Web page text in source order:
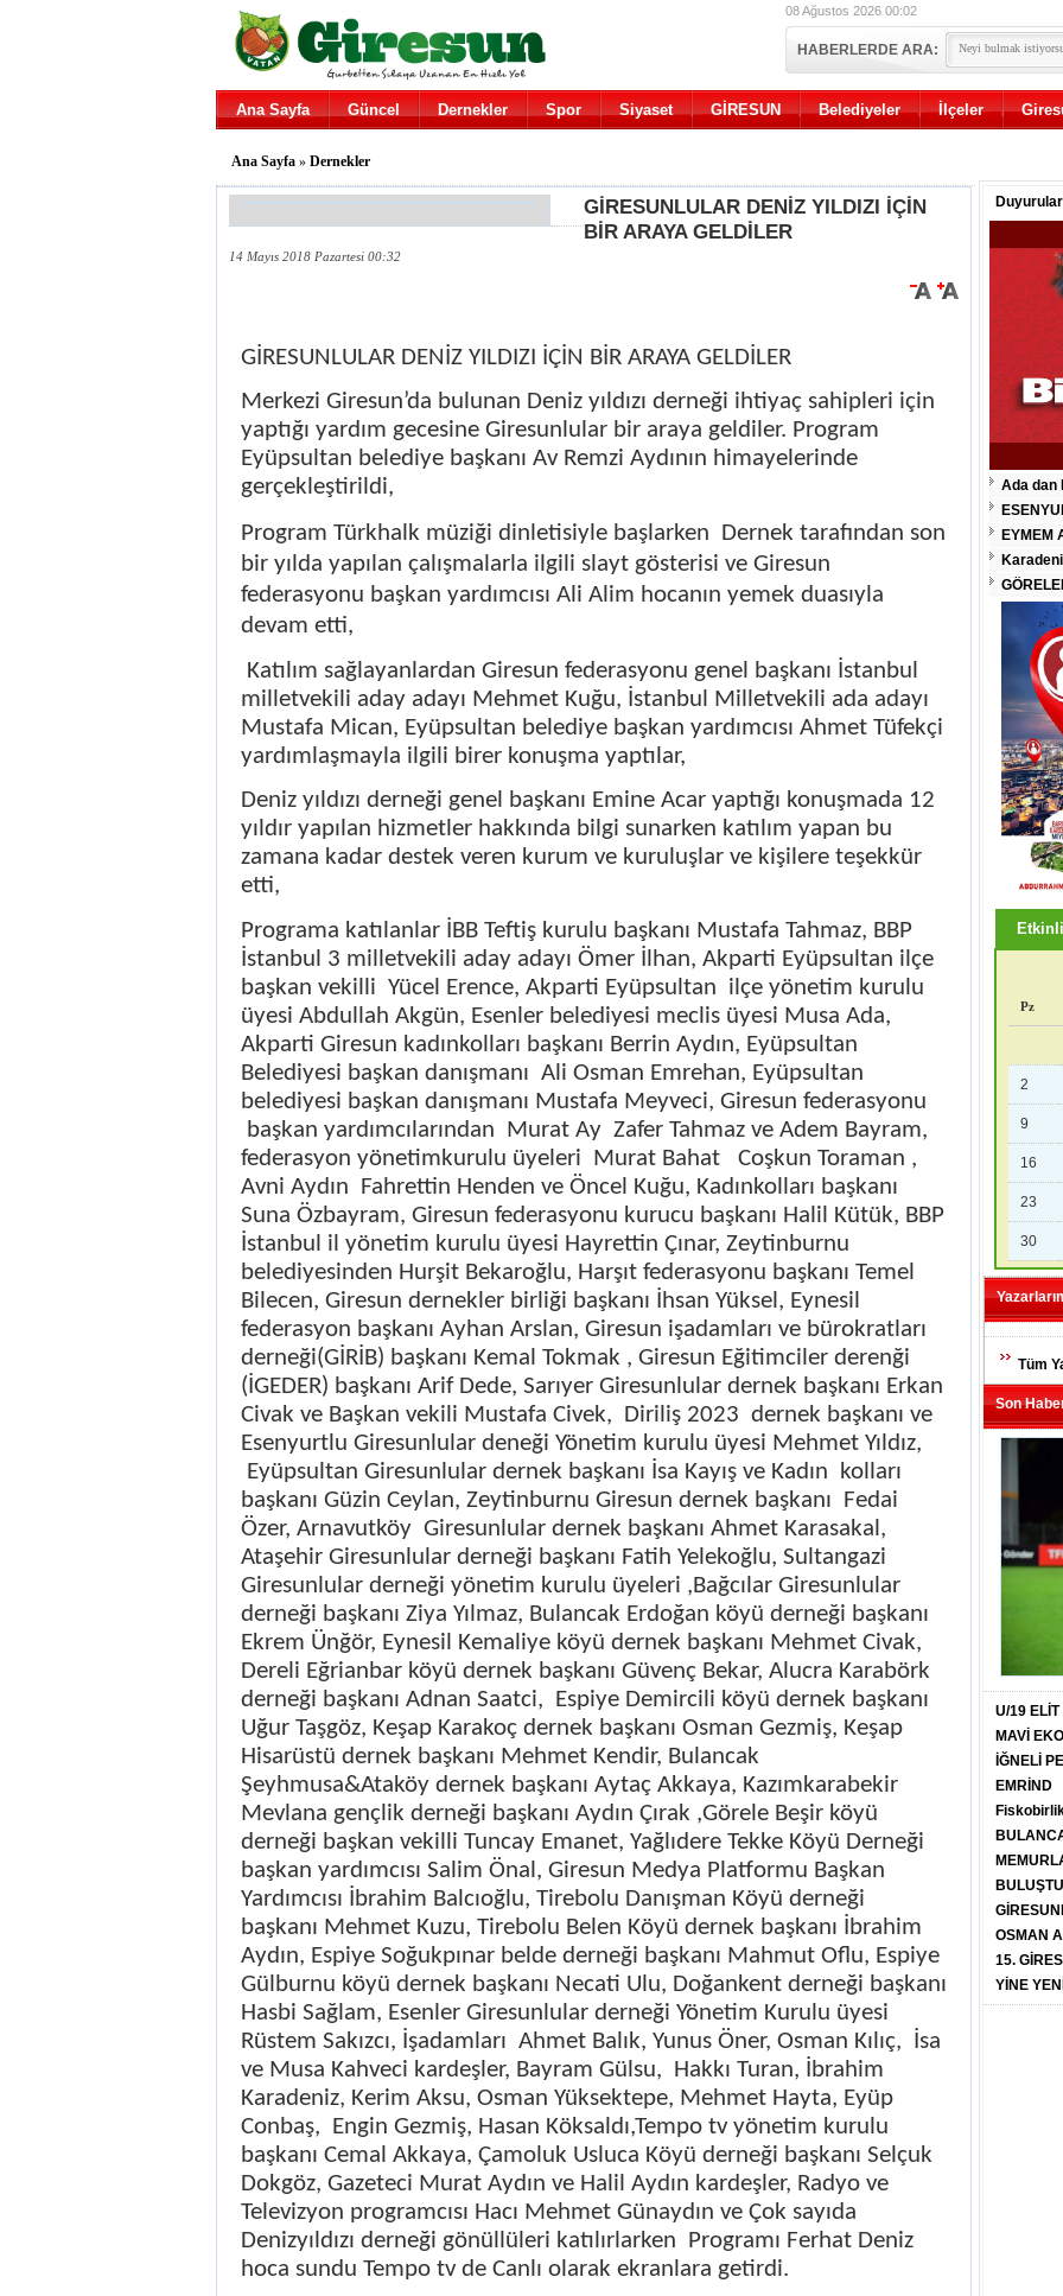
08 Ağustos 2026 00:02
HABERLERDE ARA:
Ana Sayfa Güncel Dernekler Spor Siyaset GİRESUN Belediyeler İlçeler
Ana Sayfa » Dernekler
GİRESUNLULAR DENİZ YILDIZI İÇİN
BİR ARAYA GELDİLER
14 Mayıs 2018 Pazartesi 00:32
GİRESUNLULAR DENİZ YILDIZI İÇİN BİR ARAYA GELDİLER
Merkezi Giresun’da bulunan Deniz yıldızı derneği ihtiyaç sahipleri için
yaptığı yardım gecesine Giresunlular bir araya geldiler. Program
Eyüpsultan belediye başkanı Av Remzi Aydının himayelerinde
gerçekleştirildi,
Program Türkhalk müziği dinletisiyle başlarken Dernek tarafından son
bir yılda yapılan çalışmalarla ilgili slayt gösterisi ve Giresun
federasyonu başkan yardımcısı Ali Alim hocanın yemek duasıyla
devam etti,
Katılım sağlayanlardan Giresun federasyonu genel başkanı İstanbul
milletvekili aday adayı Mehmet Kuğu, İstanbul Milletvekili ada adayı
Mustafa Mican, Eyüpsultan belediye başkan yardımcısı Ahmet Tüfekçi
yardımlaşmayla ilgili birer konuşma yaptılar,
Deniz yıldızı derneği genel başkanı Emine Acar yaptığı konuşmada 12
yıldır yapılan hizmetler hakkında bilgi sunarken katılım yapan bu
zamana kadar destek veren kurum ve kuruluşlar ve kişilere teşekkür
etti,
Programa katılanlar İBB Teftiş kurulu başkanı Mustafa Tahmaz, BBP
İstanbul 3 milletvekili aday adayı Ömer İlhan, Akparti Eyüpsultan ilçe
başkan vekilli Yücel Erence, Akparti Eyüpsultan ilçe yönetim kurulu
üyesi Abdullah Akgün, Esenler belediyesi meclis üyesi Musa Ada,
Akparti Giresun kadınkolları başkanı Berrin Aydın, Eyüpsultan
Belediyesi başkan danışmanı Ali Osman Emrehan, Eyüpsultan
belediyesi başkan danışmanı Mustafa Meyveci, Giresun federasyonu
başkan yardımcılarından Murat Ay Zafer Tahmaz ve Adem Bayram,
federasyon yönetimkurulu üyeleri Murat Bahat
Coşkun Toraman ,
Avni Aydın Fahrettin Henden ve Öncel Kuğu, Kadınkolları başkanı
Suna Özbayram, Giresun federasyonu kurucu başkanı Halil Kütük, BBP
İstanbul il yönetim kurulu üyesi Hayrettin Çınar, Zeytinburnu
belediyesinden Hurşit Bekaroğlu, Harşıt federasyonu başkanı Temel
Bilecen, Giresun dernekler birliği başkanı İhsan Yüksel, Eynesil
federasyon başkanı Ayhan Arslan, Giresun işadamları ve bürokratları
derneği(GİRİB) başkanı Kemal Tokmak , Giresun Eğitimciler derenği
(İGEDER) başkanı Arif Dede, Sarıyer Giresunlular dernek başkanı Erkan
Civak ve Başkan vekili Mustafa Civek, Diriliş 2023 dernek başkanı ve
Esenyurtlu Giresunlular deneği Yönetim kurulu üyesi Mehmet Yıldız,
Eyüpsultan Giresunlular dernek başkanı İsa Kayış ve Kadın
kolları
başkanı Güzin Ceylan, Zeytinburnu Giresun dernek başkanı Fedai
Özer, Arnavutköy Giresunlular dernek başkanı Ahmet Karasakal,
Ataşehir Giresunlular derneği başkanı Fatih Yelekoğlu, Sultangazi
Giresunlular derneği yönetim kurulu üyeleri ,Bağcılar Giresunlular
derneği başkanı Ziya Yılmaz, Bulancak Erdoğan köyü derneği başkanı
Ekrem Ünğör, Eynesil Kemaliye köyü dernek başkanı Mehmet Civak,
Dereli Eğrianbar köyü dernek başkanı Güvenç Bekar, Alucra Karabörk
derneği başkanı Adnan Saatci, Espiye Demircili köyü dernek başkanı
Uğur Taşgöz, Keşap Karakoç dernek başkanı Osman Gezmiş, Keşap
Hisarüstü dernek başkanı Mehmet Kendir, Bulancak
Şeyhmusa&Ataköy dernek başkanı Aytaç Akkaya, Kazımkarabekir
Mevlana gençlik derneği başkanı Aydın Çırak ,Görele Beşir köyü
derneği başkan vekilli Tuncay Emanet, Yağlıdere Tekke Köyü Derneği
başkan yardımcısı Salim Önal, Giresun Medya Platformu Başkan
Yardımcısı İbrahim Balcıoğlu, Tirebolu Danışman Köyü derneği
başkanı Mehmet Kuzu, Tirebolu Belen Köyü dernek başkanı İbrahim
Aydın, Espiye Soğukpınar belde derneği başkanı Mahmut Oflu, Espiye
Gülburnu köyü dernek başkanı Necati Ulu, Doğankent derneği başkanı
Hasbi Sağlam, Esenler Giresunlular derneği Yönetim Kurulu üyesi
Rüstem Sakızcı, İşadamları Ahmet Balık, Yunus Öner, Osman Kılıç, İsa
ve Musa Kahveci kardeşler, Bayram Gülsu, Hakkı Turan, İbrahim
Karadeniz, Kerim Aksu, Osman Yüksektepe, Mehmet Hayta, Eyüp
Conbaş, Engin Gezmiş, Hasan Köksaldı,Tempo tv yönetim kurulu
başkanı Cemal Akkaya, Çamoluk Usluca Köyü derneği başkanı Selçuk
Dokgöz, Gazeteci Murat Aydın ve Halil Aydın kardeşler, Radyo ve
Televizyon programcısı Hacı Mehmet Günaydın ve Çok sayıda
Denizyıldızı derneği gönüllüleri katılırlarken Programı Ferhat Deniz
hoca sundu Tempo tv de Canlı olarak ekranlara getirdi.
Duyurular
Ada dan
EYMEM
Pz
2
9
16
23
30
Tüm
Son
U/19
MAVİ
İĞNELİ
EMRİND
OSMAN
15.
YİNE